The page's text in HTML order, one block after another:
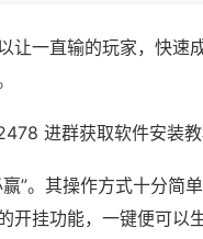
让一直输的玩家，快速
进群获取软件安装
”。其操作方式十分简
开挂功能，一键便可以